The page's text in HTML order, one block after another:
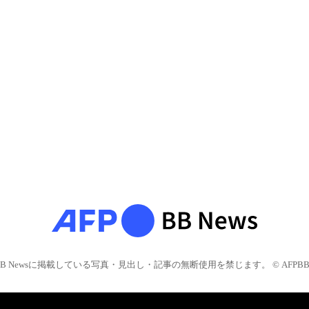
Newsに掲載している写真・見出し・記事の無断使用を禁じます。 © AFPBB